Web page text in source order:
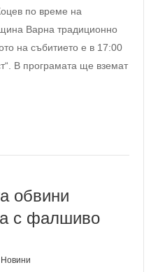
по време на
Варна традиционно
на събитието е в 17:00
В програмата ще вземат
обвини
с фалшиво